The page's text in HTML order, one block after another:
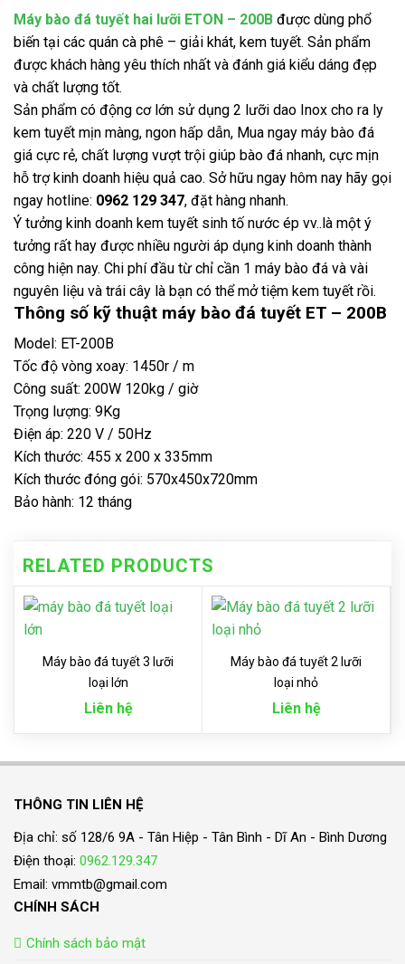
Máy bào đá tuyết hai lưỡi ETON – 200B được dùng phổ
biến tại các quán cà phê – giải khát, kem tuyết. Sản phẩm
được khách hàng yêu thích nhất và đánh giá kiểu dáng đẹp
và chất lượng tốt.
Sản phẩm có động cơ lớn sử dụng 2 lưỡi dao Inox cho ra ly
kem tuyết mịn màng, ngon hấp dẫn, Mua ngay máy bào đá
giá cực rẻ, chất lượng vượt trội giúp bào đá nhanh, cực mịn
hỗ trợ kinh doanh hiệu quả cao. Sở hữu ngay hôm nay hãy gọi
ngay hotline: 0962 129 347, đặt hàng nhanh.
Ý tưởng kinh doanh kem tuyết sinh tố nước ép vv..là một ý
tưởng rất hay được nhiều người áp dụng kinh doanh thành
công hiện nay. Chi phí đầu từ chỉ cần 1 máy bào đá và vài
nguyên liệu và trái cây là bạn có thể mở tiệm kem tuyết rồi.
Thông số kỹ thuật máy bào đá tuyết ET – 200B
Model: ET-200B
Tốc độ vòng xoay: 1450r / m
Công suất: 200W 120kg / giờ
Trọng lượng: 9Kg
Điện áp: 220 V / 50Hz
Kích thước: 455 x 200 x 335mm
Kích thước đóng gói: 570x450x720mm
Bảo hành: 12 tháng
RELATED PRODUCTS
Máy bào đá tuyết 3 lưỡi
loại lớn
Liên hệ
Máy bào đá tuyết 2 lưỡi
loại nhỏ
Liên hệ
THÔNG TIN LIÊN HỆ
Địa chỉ: số 128/6 9A - Tân Hiệp - Tân Bình - Dĩ An - Bình Dương
Điện thoại: 0962.129.347
Email: vmmtb@gmail.com
CHÍNH SÁCH
Chính sách bảo mật